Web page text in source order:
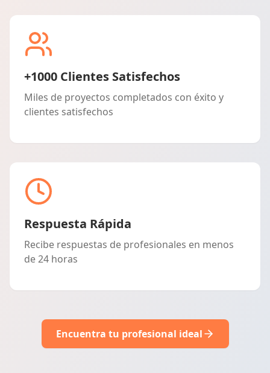
+1000 Clientes Satisfechos
Miles de proyectos completados con éxito y
clientes satisfechos
Respuesta Rápida
Recibe respuestas de profesionales en menos
de 24 horas
Encuentra tu profesional ideal